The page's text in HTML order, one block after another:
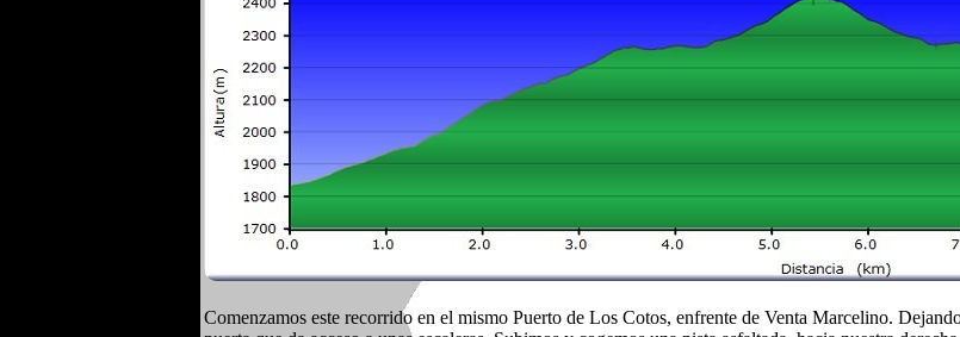
Comenzamos este recorrido en el mismo Puerto de Los Cotos, enfrente de Venta Marcelino.